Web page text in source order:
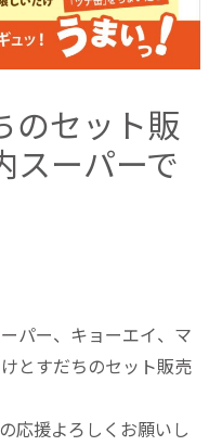
のセット販
スーパーで
パー、キョーエイ、マ
とすだちのセット販売
応援よろしくお願いし